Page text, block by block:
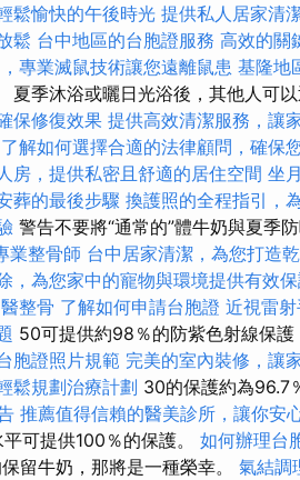
鬆愉快的午後時光 提供私人居家清
鬆 台中地區的台胞證服務 高效的關
專業滅鼠技術讓您遠離鼠患 基隆地
夏季沐浴或曬日光浴後，其他人可
保修復效果 提供高效清潔服務，讓
了解如何選擇合適的法律顧問，確保
房，提供私密且舒適的居住空間 坐
葬的最後步驟 換護照的全程指引，
警告不要將“通常的”體牛奶與夏季
業整骨師 台中居家清潔，為您打造
，為您家中的寵物與環境提供有效
整骨 了解如何申請台胞證 近視雷
50可提供約98％的防紫色射線保護
胞證照片規範 完美的室內裝修，讓
鬆規劃治療計劃 30的保護約為96.7
推薦值得信賴的醫美診所，讓你安
可提供100％的保護。 如何辦理台
留牛奶，那將是一種榮幸。 氣結調